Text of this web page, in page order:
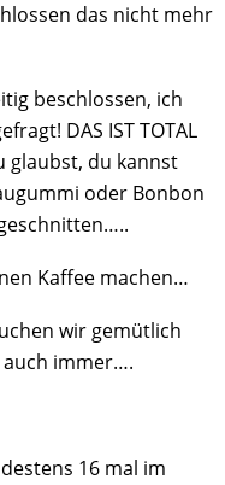
das nicht mehr
beschlossen, ich
DAS IST TOTAL
glaubst, du kannst
oder Bonbon
Kaffee machen…
wir gemütlich
auch immer….
16 mal im